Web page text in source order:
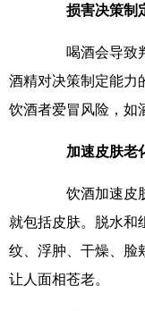
损害决策制
喝酒会导致判
酒精对决策制定能力
饮酒者爱冒风险，如
加速皮肤老
饮酒加速皮肤
就包括皮肤。脱水和
纹、浮肿、干燥、
让人面相苍老。